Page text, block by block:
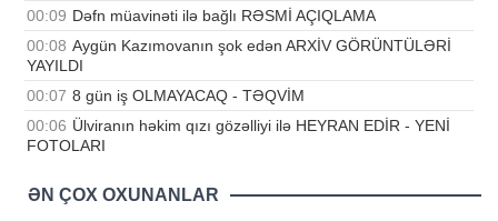
00:09 Dəfn müavinəti ilə bağlı RƏSMİ AÇIQLAMA
00:08 Aygün Kazımovanın şok edən ARXİV GÖRÜNTÜLƏRİ
YAYILDI
00:07 8 gün iş OLMAYACAQ - TƏQVİM
00:06 Ülviranın həkim qızı gözəlliyi ilə HEYRAN EDİR - YENİ
FOTOLARI
ƏN ÇOX OXUNANLAR